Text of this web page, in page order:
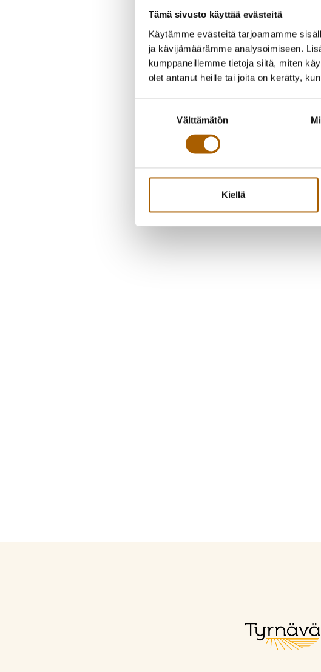
Tämä sivusto käyttää evästeitä
Käytämme evästeitä tarjoamamme
ja kävijämäärämme analysoimiseen.
kumppaneillemme tietoja siitä, miten
olet antanut heille tai joita on kerätty,
Välttämätön
Kiellä